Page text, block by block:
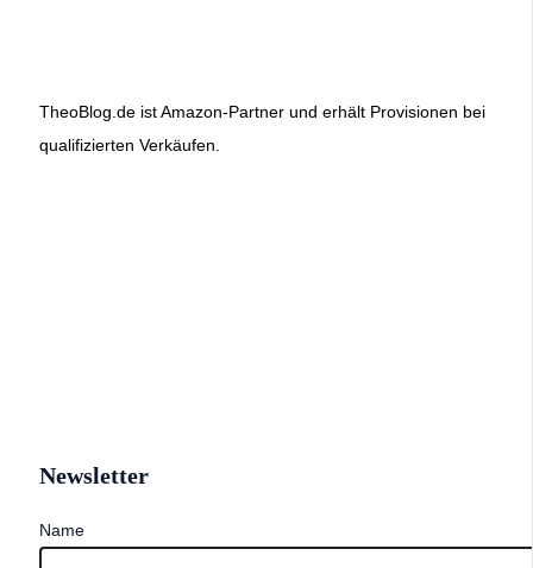
TheoBlog.de ist Amazon-Partner und erhält Provisionen bei
qualifizierten Verkäufen.
Newsletter
Name